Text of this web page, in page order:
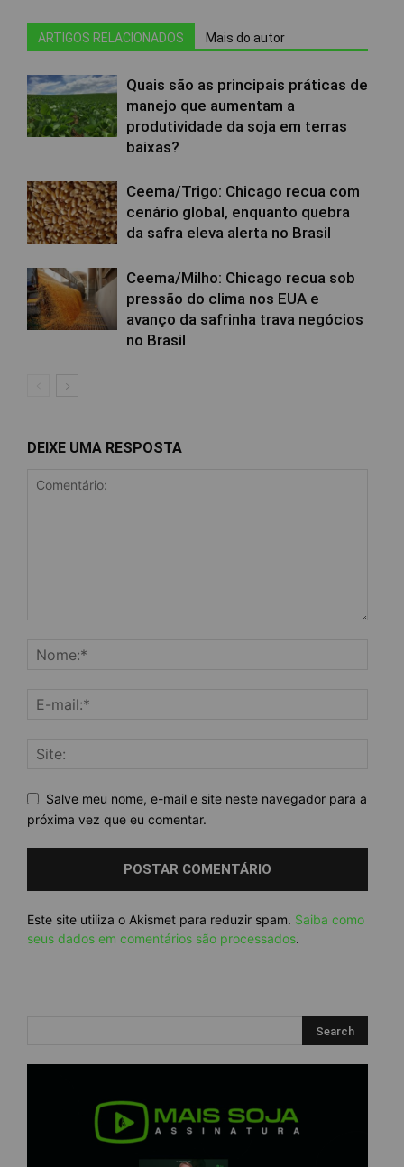
ARTIGOS RELACIONADOS Mais do autor
Quais são as principais práticas de
manejo que aumentam a
produtividade da soja em terras
baixas?
Ceema/Trigo: Chicago recua com
cenário global, enquanto quebra
da safra eleva alerta no Brasil
Ceema/Milho: Chicago recua sob
pressão do clima nos EUA e
avanço da safrinha trava negócios
no Brasil
DEIXE UMA RESPOSTA
Salve meu nome, e-mail e site neste navegador para a
próxima vez que eu comentar.
Este site utiliza o Akismet para reduzir spam. Saiba como
seus dados em comentários são processados.